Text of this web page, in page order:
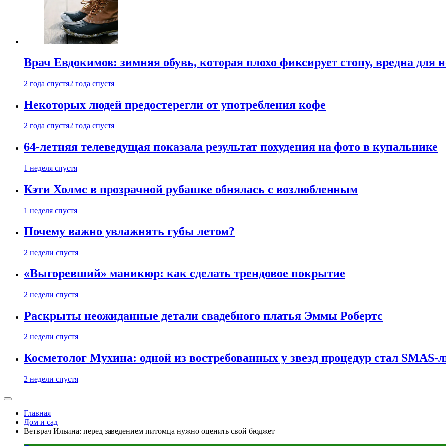
Врач Евдокимов: зимняя обувь, которая плохо фиксирует стопу, вредна для
2 года спустя2 года спустя
Некоторых людей предостерегли от употребления кофе
2 года спустя2 года спустя
64-летняя телеведущая показала результат похудения на фото в купальнике
1 неделя спустя
Кэти Холмс в прозрачной рубашке обнялась с возлюбленным
1 неделя спустя
Почему важно увлажнять губы летом?
2 недели спустя
«Выгоревший» маникюр: как сделать трендовое покрытие
2 недели спустя
Раскрыты неожиданные детали свадебного платья Эммы Робертс
2 недели спустя
Косметолог Мухина: одной из востребованных у звезд процедур стал SMAS-
2 недели спустя
Главная
Дом и сад
Ветврач Ильина: перед заведением питомца нужно оценить свой бюджет